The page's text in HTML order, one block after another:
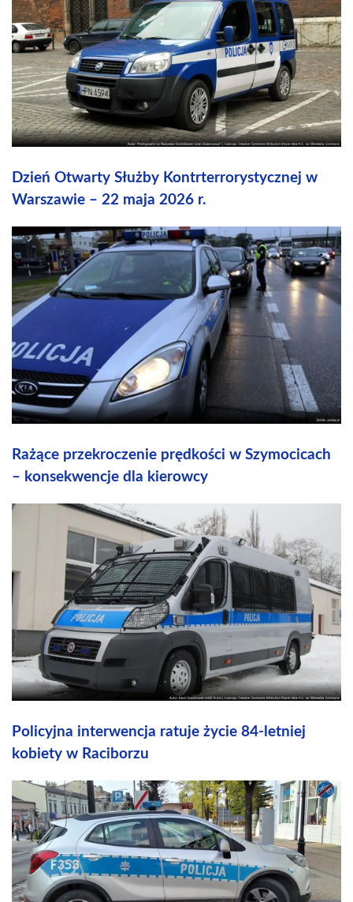
Dzień Otwarty Służby Kontrterrorystycznej w
Warszawie – 22 maja 2026 r.
Rażące przekroczenie prędkości w Szymocicach
– konsekwencje dla kierowcy
Policyjna interwencja ratuje życie 84-letniej
kobiety w Raciborzu